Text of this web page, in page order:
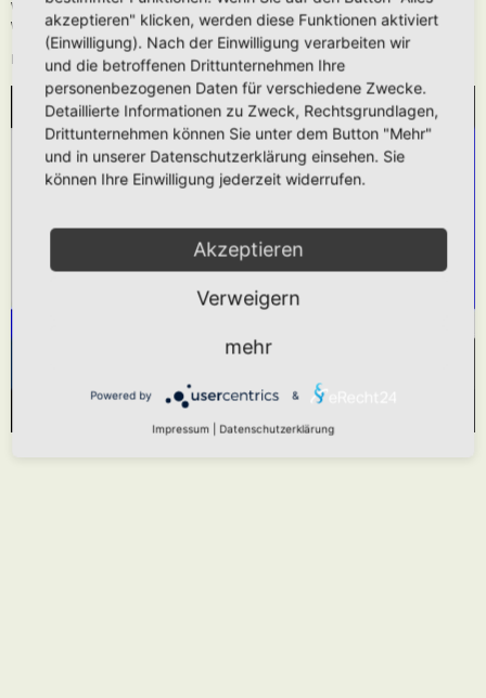
Wie oben beschrieben kann die URL auch ohne die[media]Tags verwendet
werden.
Das hier gezeigt Beispiel würde folgendes generieren:
WIR BENÖTIGEN IHRE ZUSTIMMUNG, UM
DEN YOUTUBE-SERVICE ZU LADEN!
um Videoinhalte einzubetten. Dieser Service kann
Daten zu Ihren Aktivitäten sammeln. Bitte lesen
Sie die Details durch und stimmen Sie der
Nutzung des Service zu, um dieses Video
Mehr Informationen
Powered byUsercentrics Consent Management Platform
akzeptieren" klicken, werden diese Funktionen aktiviert
(Einwilligung). Nach der Einwilligung verarbeiten wir
und die betroffenen Drittunternehmen Ihre
personenbezogenen Daten für verschiedene Zwecke.
Detaillierte Informationen zu Zweck, Rechtsgrundlagen,
Drittunternehmen können Sie unter dem Button "Mehr"
und in unserer Datenschutzerklärung einsehen. Sie
können Ihre Einwilligung jederzeit widerrufen.
Akzeptieren
Verweigern
mehr
Powered by &
Impressum Datenschutzerklärung